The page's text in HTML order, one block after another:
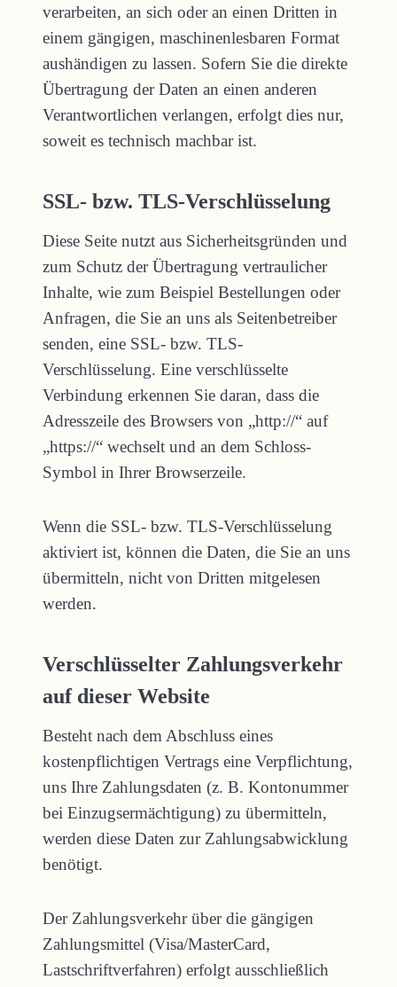
verarbeiten, an sich oder an einen Dritten in
einem gängigen, maschinenlesbaren Format
aushändigen zu lassen. Sofern Sie die direkte
Übertragung der Daten an einen anderen
Verantwortlichen verlangen, erfolgt dies nur,
soweit es technisch machbar ist.
SSL- bzw. TLS-Verschlüsselung
Diese Seite nutzt aus Sicherheitsgründen und
zum Schutz der Übertragung vertraulicher
Inhalte, wie zum Beispiel Bestellungen oder
Anfragen, die Sie an uns als Seitenbetreiber
senden, eine SSL- bzw. TLS-
Verschlüsselung. Eine verschlüsselte
Verbindung erkennen Sie daran, dass die
Adresszeile des Browsers von „http://“ auf
„https://“ wechselt und an dem Schloss-
Symbol in Ihrer Browserzeile.
Wenn die SSL- bzw. TLS-Verschlüsselung
aktiviert ist, können die Daten, die Sie an uns
übermitteln, nicht von Dritten mitgelesen
werden.
Verschlüsselter Zahlungsverkehr
auf dieser Website
Besteht nach dem Abschluss eines
kostenpflichtigen Vertrags eine Verpflichtung,
uns Ihre Zahlungsdaten (z. B. Kontonummer
bei Einzugsermächtigung) zu übermitteln,
werden diese Daten zur Zahlungsabwicklung
benötigt.
Der Zahlungsverkehr über die gängigen
Zahlungsmittel (Visa/MasterCard,
Lastschriftverfahren) erfolgt ausschließlich